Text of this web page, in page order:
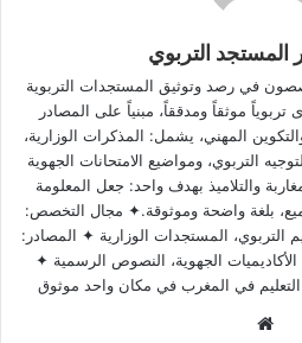
المستجد التربوي
في رصد وتوثيق المستجدات التربوية
تربوياً موثقاً ومدققاً، مبنياً على المصادر
المهني، يشمل: المذكرات الوزارية،
التربوي، ومواضيع الامتحانات الجهوية
والتلاميذ بهدف واحد: جعل المعلومة
بلغة واضحة وموثوقة.✦ مجال التخصص:
التربوي، المستجدات الوزارية ✦ المصادر:
الأكاديميات الجهوية، النصوص الرسمية ✦
في المغرب في مكان واحد موثوق